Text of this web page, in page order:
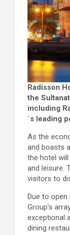
Radisson
the
including
´s leading
As the
and boasts
the hotel
and leisure.
visitors to
Due to
Group’s
exceptional
dining